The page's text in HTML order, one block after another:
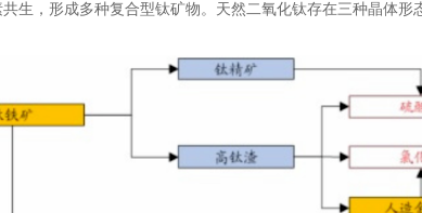
生，形成多种复合型钛矿物。天然二氧化钛存在三种晶体形